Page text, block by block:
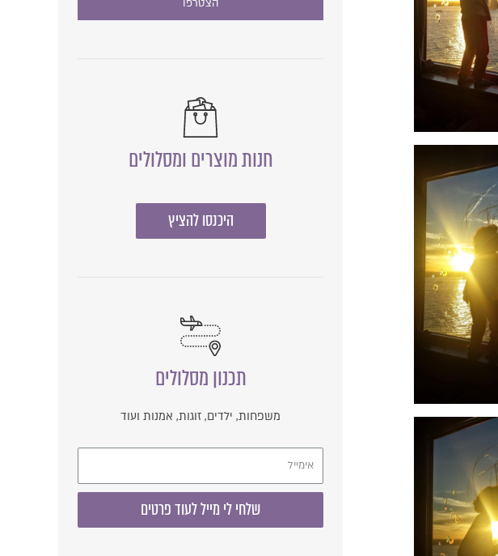
הצטרפו
חנות מוצרים ומסלולים
היכנסו להציץ
תכנון מסלולים
משפחות, ילדים, זוגות, אמנות ועוד
שלחי לי מייל לעוד פרטים